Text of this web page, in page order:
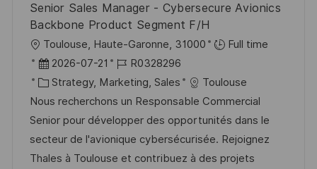
r
Senior Sales Manager - Cybersecure Avionics
Backbone Product Segment F/H
O
r
t
Toulouse, Haute-Garonne, 31000
Full time
D
a
t
u
m
d
2026-07-21
J
o
b
-
I
D
R0328296
K
a
t
e
g
Strategy, Marketing, Sales
Toulouse
Nous recherchons un Responsable Commercial
Senior pour développer des opportunités dans le
secteur de l'avionique cybersécurisée. Rejoignez
Thales à Toulouse et contribuez à des projets